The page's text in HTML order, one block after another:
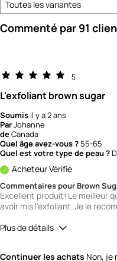
Commenté par 91
5
L'exfoliant brown sugar
Soumis il y a 2 ans
ParJohanne
deCanada
Quel âge avez-vous ? 55-65
Quel est votre type de peau ?
Acheteur Vérifié
Commentaires pour Brown
Excellent produit! Le meilleur
avoir mis l'exfoliant. Je le
Plus de détails
Continuer les achats Non, je